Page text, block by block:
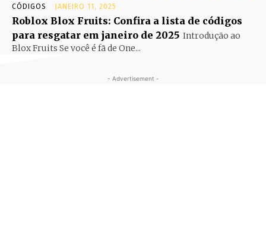
CÓDIGOS JANEIRO 11, 2025
Roblox Blox Fruits: Confira a lista de códigos
para resgatar em janeiro de 2025 Introdução ao
Blox Fruits Se você é fã de One...
- Advertisement -